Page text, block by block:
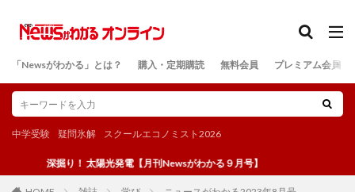
「Newsがわかる」とは？ 購入・定期購読 無料会員 プレミアム会員
中学受験 疑問氷解 スクールエコノミスト2026
深掘り！ 太陽光発電【月刊Newsがわかる９月号】
検索